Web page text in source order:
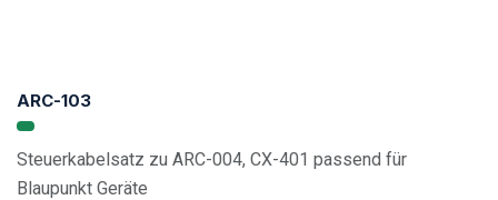
ARC-103
Steuerkabelsatz zu ARC-004, CX-401 passend für
Blaupunkt Geräte